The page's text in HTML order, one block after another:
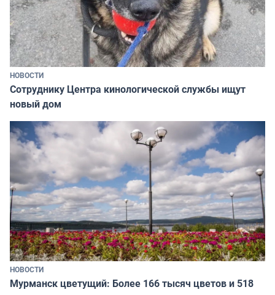
НОВОСТИ
Сотруднику Центра кинологической службы ищут
новый дом
НОВОСТИ
Мурманск цветущий: Более 166 тысяч цветов и 518